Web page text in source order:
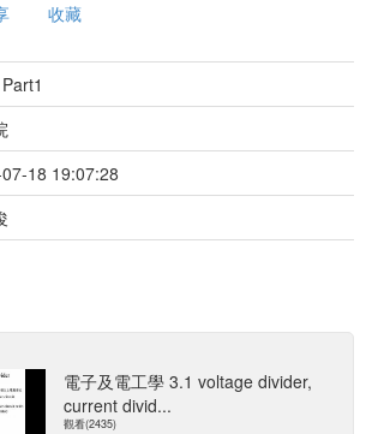
收藏
18 19:07:28
電子及電工學 3.1 voltage divider,
current divid...
觀看(2435)